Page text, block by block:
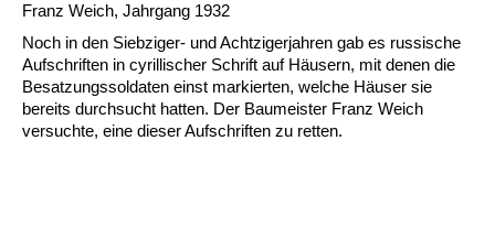
Kategorie
Besatzungsmächte
Frauen, Mütter, Kinder
Franz Weich, Jahrgang 1932
Noch in den Siebziger- und Achtzigerjahren gab es russische
Aufschriften in cyrillischer Schrift auf Häusern, mit denen die
Besatzungssoldaten einst markierten, welche Häuser sie
bereits durchsucht hatten. Der Baumeister Franz Weich
versuchte, eine dieser Aufschriften zu retten.